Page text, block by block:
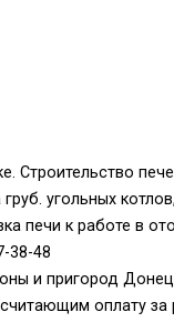
Строительство
угольных
печи к работе в
38-48
и пригород
оплату за